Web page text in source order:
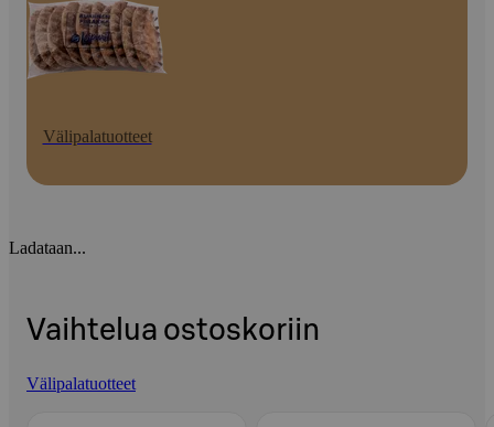
Välipalatuotteet
Ladataan...
Vaihtelua ostoskoriin
Välipalatuotteet